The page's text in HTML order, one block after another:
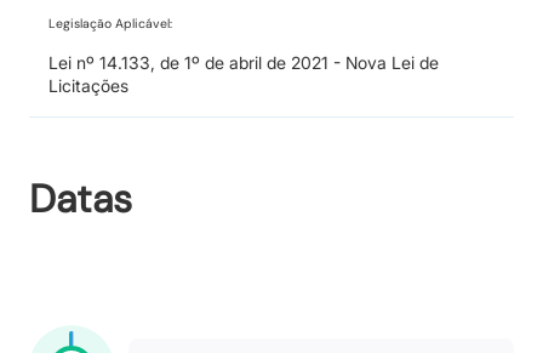
Legislação Aplicável:
Lei nº 14.133, de 1º de abril de 2021 - Nova Lei de
Licitações
Datas